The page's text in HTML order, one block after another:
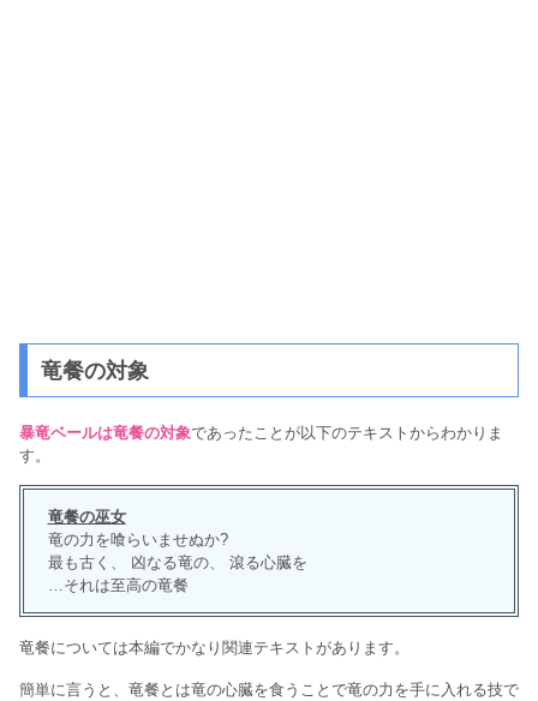
竜餐の対象
暴竜ベールは竜餐の対象であったことが以下のテキストからわかりま
す。
竜餐の巫女
竜の力を喰らいませぬか?
最も古く、 凶なる竜の、 滾る心臓を
…それは至高の竜餐
竜餐については本編でかなり関連テキストがあります。
簡単に言うと、竜餐とは竜の心臓を食うことで竜の力を手に入れる技で